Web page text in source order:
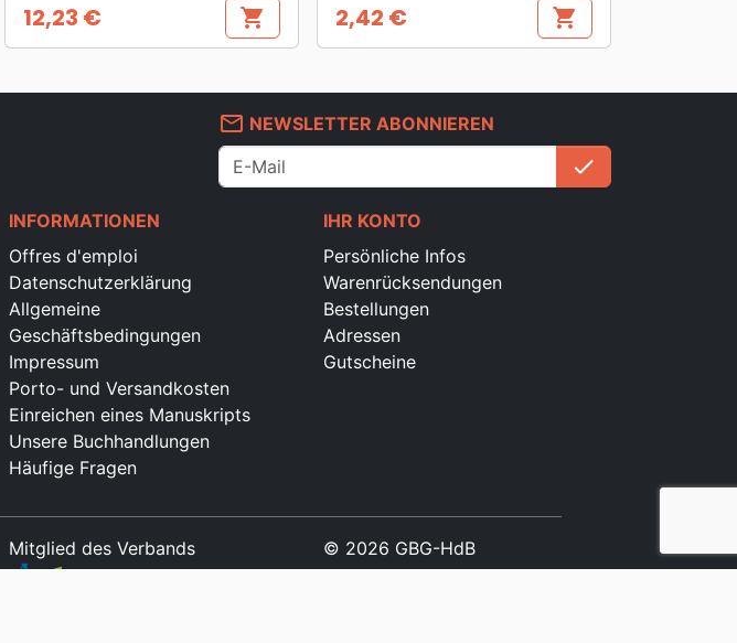
Preis
12,23 € shopping_cart Preis
2,42 € shopping_cart
mail_outline NEWSLETTER ABONNIEREN
check
INFORMATIONEN
Offres d'emploi
Datenschutzerklärung
Allgemeine
Geschäftsbedingungen
Impressum
Porto- und Versandkosten
Einreichen eines Manuskripts
Unsere Buchhandlungen
Häufige Fragen
IHR KONTO
Persönliche Infos
Warenrücksendungen
Bestellungen
Adressen
Gutscheine
Mitglied des Verbands © 2026 GBG-HdB